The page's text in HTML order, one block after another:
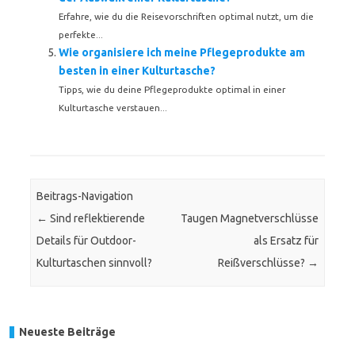
Erfahre, wie du die Reisevorschriften optimal nutzt, um die
perfekte...
Wie organisiere ich meine Pflegeprodukte am
besten in einer Kulturtasche?
Tipps, wie du deine Pflegeprodukte optimal in einer
Kulturtasche verstauen...
Beitrags-Navigation
← Sind reflektierende
Details für Outdoor-
Kulturtaschen sinnvoll?
Taugen Magnetverschlüsse
als Ersatz für
Reißverschlüsse? →
Neueste Beiträge